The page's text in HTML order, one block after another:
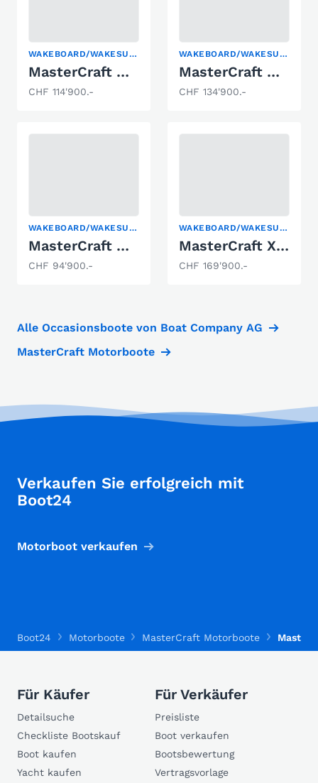
WAKEBOARD/WAKESURF
MasterCraft NXT23 Wakeboard & Wakesurf
CHF 114'900.-
WAKEBOARD/WAKESURF
MasterCraft NXT23 Wakeboard & Wakesurf
CHF 134'900.-
WAKEBOARD/WAKESURF
MasterCraft NXT20 Wakeboard & Wakesurf
CHF 94'900.-
WAKEBOARD/WAKESURF
MasterCraft XT22 Wakeboard & Wakesurf
CHF 169'900.-
Alle Occasionsboote von Boat Company AG
MasterCraft Motorboote
Verkaufen Sie erfolgreich mit
Boot24
Motorboot verkaufen
Boot24 Motorboote MasterCraft Motorboote
Für Käufer
Detailsuche
Checkliste Bootskauf
Boot kaufen
Yacht kaufen
Für Verkäufer
Preisliste
Boot verkaufen
Bootsbewertung
Vertragsvorlage